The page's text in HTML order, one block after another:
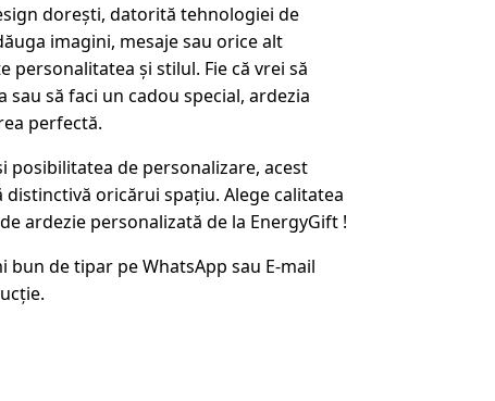
dorești, datorită tehnologiei de
imagini, mesaje sau orice alt
personalitatea și stilul. Fie că vrei să
să faci un cadou special, ardezia
perfectă.
posibilitatea de personalizare, acest
oricărui spațiu. Alege calitatea
ardezie personalizată de la EnergyGift !
bun de tipar pe WhatsApp sau E-mail